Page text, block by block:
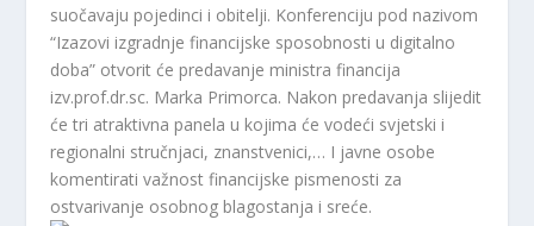
suočavaju pojedinci i obitelji. Konferenciju pod nazivom
“Izazovi izgradnje financijske sposobnosti u digitalno
doba” otvorit će predavanje ministra financija
izv.prof.dr.sc. Marka Primorca. Nakon predavanja slijedit
će tri atraktivna panela u kojima će vodeći svjetski i
regionalni stručnjaci, znanstvenici,… I javne osobe
komentirati važnost financijske pismenosti za
ostvarivanje osobnog blagostanja i sreće.